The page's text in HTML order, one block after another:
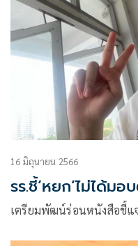
16 มิถุนายน 2566
รร.ชี้‘หยก’ไม่ได้ม
เตรียมพัฒน์ร่อนหนังสือชี้แ